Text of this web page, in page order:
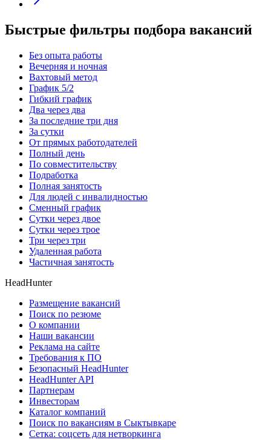
Быстрые фильтры подбора вакансий
Без опыта работы
Вечерняя и ночная
Вахтовый метод
График 5/2
Гибкий график
Два через два
За последние три дня
За сутки
От прямых работодателей
Полный день
По совместительству
Подработка
Полная занятость
Для людей с инвалидностью
Сменный график
Сутки через двое
Сутки через трое
Три через три
Удаленная работа
Частичная занятость
HeadHunter
Размещение вакансий
Поиск по резюме
О компании
Наши вакансии
Реклама на сайте
Требования к ПО
Безопасный HeadHunter
HeadHunter API
Партнерам
Инвесторам
Каталог компаний
Поиск по вакансиям в Сыктывкаре
Сетка: соцсеть для нетворкинга